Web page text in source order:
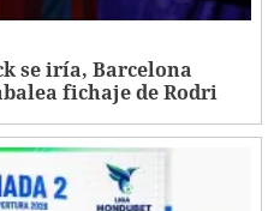
se iría, Barcelona
fichaje de Rodri